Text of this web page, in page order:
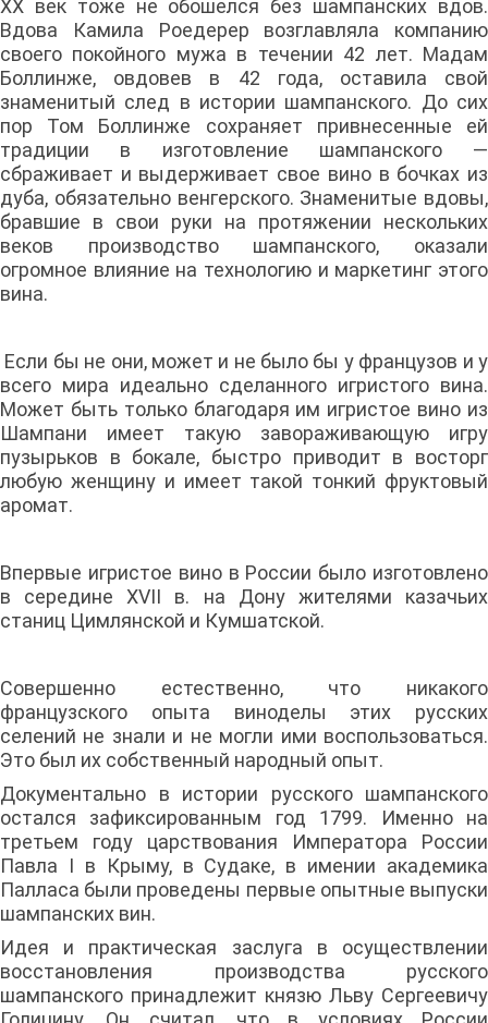
XX век тоже не обошелся без шампанских вдов.
Вдова Камила Роедерер возглавляла компанию
своего покойного мужа в течении 42 лет. Мадам
Боллинже, овдовев в 42 года, оставила свой
знаменитый след в истории шампанского. До сих
пор Том Боллинже сохраняет привнесенные ей
традиции в изготовление шампанского —
сбраживает и выдерживает свое вино в бочках из
дуба, обязательно венгерского. Знаменитые вдовы,
бравшие в свои руки на протяжении нескольких
веков производство шампанского, оказали
огромное влияние на технологию и маркетинг этого
вина.
Если бы не они, может и не было бы у французов и у
всего мира идеально сделанного игристого вина.
Может быть только благодаря им игристое вино из
Шампани имеет такую завораживающую игру
пузырьков в бокале, быстро приводит в восторг
любую женщину и имеет такой тонкий фруктовый
аромат.
Впервые игристое вино в России было изготовлено
в середине XVII в. на Дону жителями казачьих
станиц Цимлянской и Кумшатской.
Совершенно естественно, что никакого
французского опыта виноделы этих русских
селений не знали и не могли ими воспользоваться.
Это был их собственный народный опыт.
Документально в истории русского шампанского
остался зафиксированным год 1799. Именно на
третьем году царствования Императора России
Павла I в Крыму, в Судаке, в имении академика
Палласа были проведены первые опытные выпуски
шампанских вин.
Идея и практическая заслуга в осуществлении
восстановления производства русского
шампанского принадлежит князю Льву Сергеевичу